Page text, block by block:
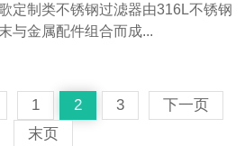
定制类不锈钢过滤器由316L不锈钢
与金属配件组合而成...
1 2 3
下一页
末页